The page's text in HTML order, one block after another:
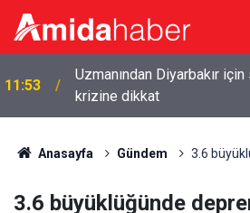
11:53
Uzmanından Diyarbakır için
krizine dikkat
Anasayfa Gündem 3.6
3.6 büyüklüğünde